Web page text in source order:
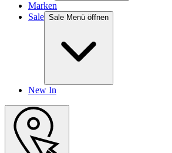
Marken
Sale Sale Menü öffnen
New In